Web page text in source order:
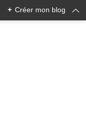
+ Créer mon blog